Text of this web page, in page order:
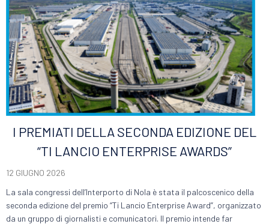
I PREMIATI DELLA SECONDA EDIZIONE DEL
“TI LANCIO ENTERPRISE AWARDS”
12 GIUGNO 2026
La sala congressi dell’Interporto di Nola è stata il palcoscenico della
seconda edizione del premio “Ti Lancio Enterprise Award”, organizzato
da un gruppo di giornalisti e comunicatori. Il premio intende far